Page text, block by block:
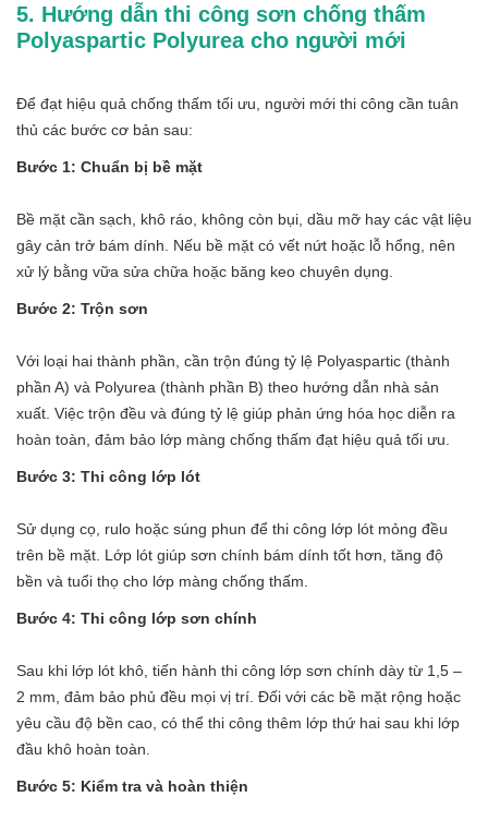
5. Hướng dẫn thi công sơn chống thấm
Polyaspartic Polyurea cho người mới
Để đạt hiệu quả chống thấm tối ưu, người mới thi công cần tuân
thủ các bước cơ bản sau:
Bước 1: Chuẩn bị bề mặt
Bề mặt cần sạch, khô ráo, không còn bụi, dầu mỡ hay các vật liệu
gây cản trở bám dính. Nếu bề mặt có vết nứt hoặc lỗ hổng, nên
xử lý bằng vữa sửa chữa hoặc băng keo chuyên dụng.
Bước 2: Trộn sơn
Với loại hai thành phần, cần trộn đúng tỷ lệ Polyaspartic (thành
phần A) và Polyurea (thành phần B) theo hướng dẫn nhà sản
xuất. Việc trộn đều và đúng tỷ lệ giúp phản ứng hóa học diễn ra
hoàn toàn, đảm bảo lớp màng chống thấm đạt hiệu quả tối ưu.
Bước 3: Thi công lớp lót
Sử dụng cọ, rulo hoặc súng phun để thi công lớp lót mỏng đều
trên bề mặt. Lớp lót giúp sơn chính bám dính tốt hơn, tăng độ
bền và tuổi thọ cho lớp màng chống thấm.
Bước 4: Thi công lớp sơn chính
Sau khi lớp lót khô, tiến hành thi công lớp sơn chính dày từ 1,5 –
2 mm, đảm bảo phủ đều mọi vị trí. Đối với các bề mặt rộng hoặc
yêu cầu độ bền cao, có thể thi công thêm lớp thứ hai sau khi lớp
đầu khô hoàn toàn.
Bước 5: Kiểm tra và hoàn thiện